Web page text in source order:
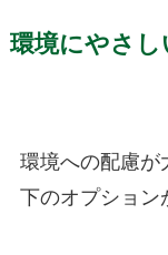
環境にやさ
環境への配慮が
下のオプション